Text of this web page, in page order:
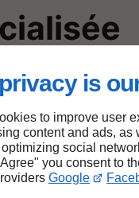
is
to improve user
content and ads, as
social
you consent to
Google
et la
du nettoyage